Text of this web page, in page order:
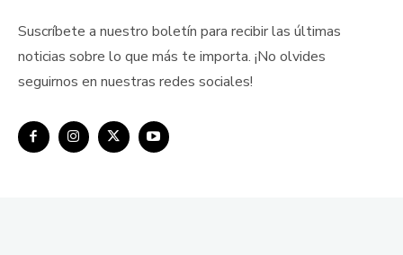
Suscríbete a nuestro boletín para recibir las últimas
noticias sobre lo que más te importa. ¡No olvides
seguirnos en nuestras redes sociales!